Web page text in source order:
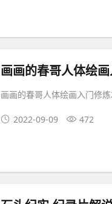
画画的春哥人体绘
画画的春哥人体绘画入门修
2022-09-09 472